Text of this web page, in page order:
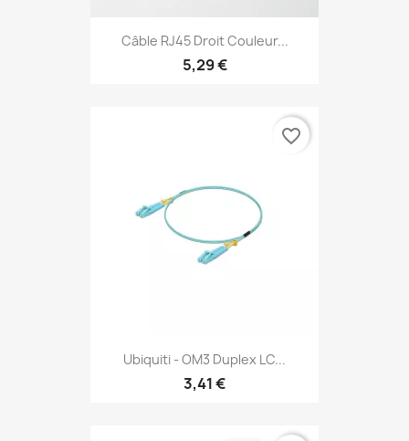
Câble RJ45 Droit Couleur...
5,29 €
Ubiquiti - OM3 Duplex LC...
3,41 €
favorite_border